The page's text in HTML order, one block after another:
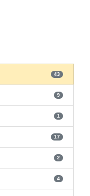
43
9
1
17
2
4